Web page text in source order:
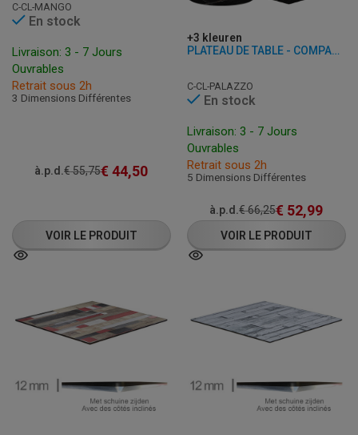
C-CL-MANGO
En stock
Livraison: 3 - 7 Jours
Ouvrables
Retrait sous 2h
3 Dimensions Différentes
à.p.d.€55,75€ 44,50
VOIR LE PRODUIT
+3 kleuren
PLATEAU DE TABLE - COMPACT PALAZZO - 12 MM D'ÉPAISSEUR
C-CL-PALAZZO
En stock
Livraison: 3 - 7 Jours
Ouvrables
Retrait sous 2h
5 Dimensions Différentes
à.p.d.€66,25€ 52,99
VOIR LE PRODUIT